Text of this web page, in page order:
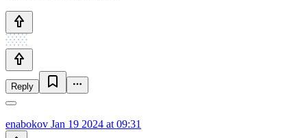
Reply
enabokov Jan 19 2024 at 09:31